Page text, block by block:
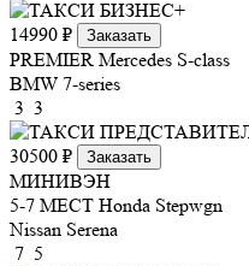
14990 ₽ Заказать
PREMIER Mercedes S-class
BMW 7-series
3 3
30500 ₽ Заказать
МИНИВЭН
5-7 МЕСТ Honda Stepwgn
Nissan Serena
7 5